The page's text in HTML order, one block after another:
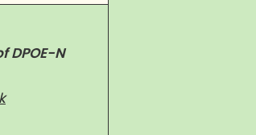
DPOE-N